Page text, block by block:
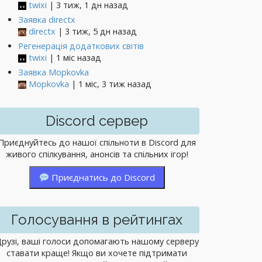
twixi | 3 тиж, 1 дн назад
Заявка directx
directx | 3 тиж, 5 дн назад
Регенерація додаткових світів
twixi | 1 міс назад
Заявка Mopkovka
Mopkovka | 1 міс, 3 тиж назад
Discord сервер
до нашої спільноти в Discord для
живого спілкування, анонсів та спільних ігор!
Приєднатись до Discord
Голосування в рейтингах
ваші голоси допомагають нашому серверу
ставати краще! Якщо ви хочете підтримати